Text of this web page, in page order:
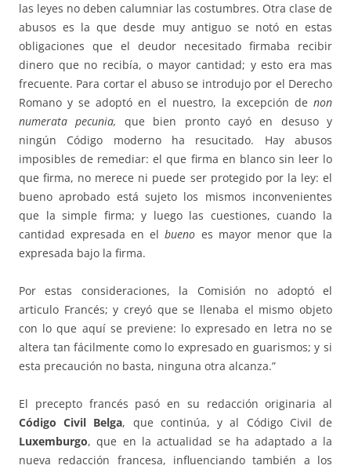
las leyes no deben calumniar las costumbres. Otra clase de
abusos es la que desde muy antiguo se notó en estas
obligaciones que el deudor necesitado firmaba recibir
dinero que no recibía, o mayor cantidad; y esto era mas
frecuente. Para cortar el abuso se introdujo por el Derecho
Romano y se adoptó en el nuestro, la excepción de non
numerata pecunia, que bien pronto cayó en desuso y
ningún Código moderno ha resucitado. Hay abusos
imposibles de remediar: el que firma en blanco sin leer lo
que firma, no merece ni puede ser protegido por la ley: el
bueno aprobado está sujeto los mismos inconvenientes
que la simple firma; y luego las cuestiones, cuando la
cantidad expresada en elbueno es mayor menor que la
expresada bajo la firma.
Por estas consideraciones, la Comisión no adoptó el
articulo Francés; y creyó que se llenaba el mismo objeto
con lo que aquí se previene: lo expresado en letra no se
altera tan fácilmente como lo expresado en guarismos; y si
esta precaución no basta, ninguna otra alcanza.”
El precepto francés pasó en su redacción originaria al
Código Civil Belga, que continúa, y al Código Civil de
Luxemburgo, que en la actualidad se ha adaptado a la
nueva redacción francesa, influenciando también a los